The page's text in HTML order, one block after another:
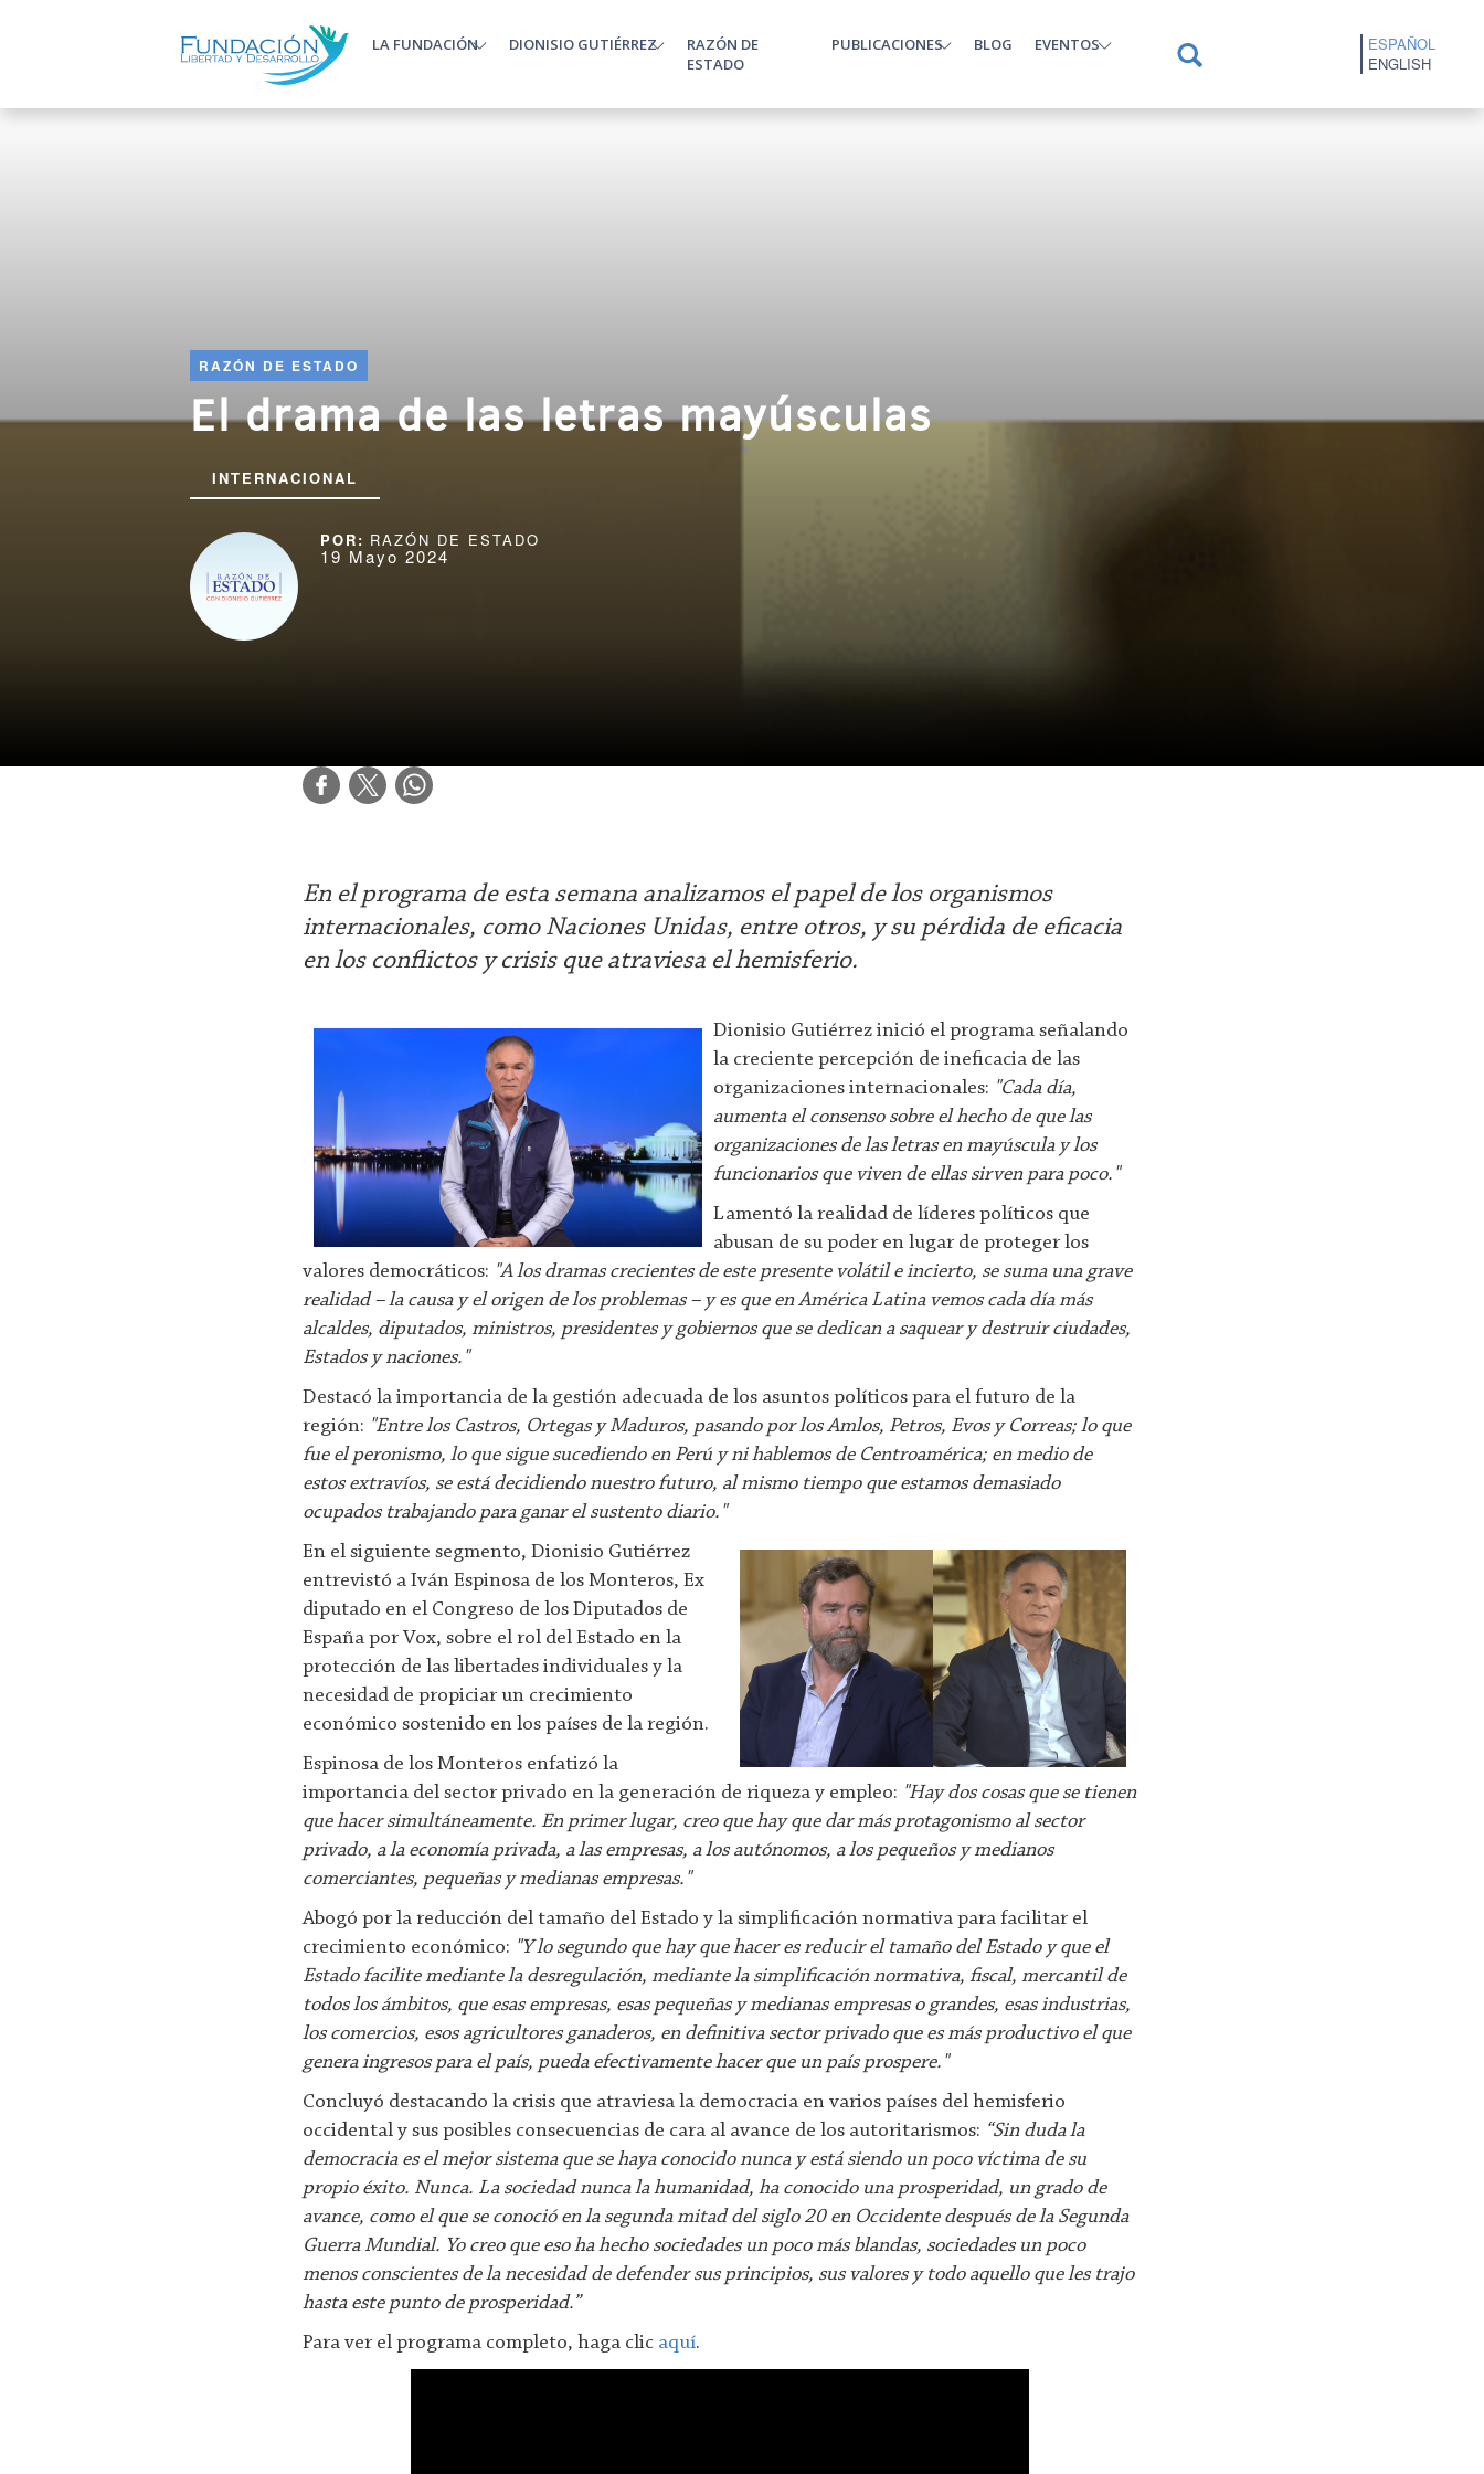
LA FUNDACIÓN DIONISIO GUTIÉRREZ
RAZÓN DE
ESTADO
PUBLICACIONES BLOG EVENTOS
ESPAÑOL
ENGLISH
RAZÓN DE ESTADO
El drama de las letras mayúsculas
INTERNACIONAL
RAZÓN DE ESTADO
19 Mayo 2024
En el programa de esta semana analizamos el papel de los organismos
internacionales, como Naciones Unidas, entre otros, y su pérdida de eficacia
en los conflictos y crisis que atraviesa el hemisferio.
Dionisio Gutiérrez inició el programa señalando
la creciente percepción de ineficacia de las
organizaciones internacionales: "Cada día,
aumenta el consenso sobre el hecho de que las
organizaciones de las letras en mayúscula y los
funcionarios que viven de ellas sirven para poco."
Lamentó la realidad de líderes políticos que
abusan de su poder en lugar de proteger los
valores democráticos: "A los dramas crecientes de este presente volátil e incierto, se suma una grave
realidad – la causa y el origen de los problemas – y es que en América Latina vemos cada día más
alcaldes, diputados, ministros, presidentes y gobiernos que se dedican a saquear y destruir ciudades,
Estados y naciones."
Destacó la importancia de la gestión adecuada de los asuntos políticos para el futuro de la
región: "Entre los Castros, Ortegas y Maduros, pasando por los Amlos, Petros, Evos y Correas; lo que
fue el peronismo, lo que sigue sucediendo en Perú y ni hablemos de Centroamérica; en medio de
estos extravíos, se está decidiendo nuestro futuro, al mismo tiempo que estamos demasiado
ocupados trabajando para ganar el sustento diario."
En el siguiente segmento, Dionisio Gutiérrez
entrevistó a Iván Espinosa de los Monteros, Ex
diputado en el Congreso de los Diputados de
España por Vox, sobre el rol del Estado en la
protección de las libertades individuales y la
necesidad de propiciar un crecimiento
económico sostenido en los países de la región.
Espinosa de los Monteros enfatizó la
importancia del sector privado en la generación de riqueza y empleo: "Hay dos cosas que se tienen
que hacer simultáneamente. En primer lugar, creo que hay que dar más protagonismo al sector
privado, a la economía privada, a las empresas, a los autónomos, a los pequeños y medianos
comerciantes, pequeñas y medianas empresas."
Abogó por la reducción del tamaño del Estado y la simplificación normativa para facilitar el
crecimiento económico: "Y lo segundo que hay que hacer es reducir el tamaño del Estado y que el
Estado facilite mediante la desregulación, mediante la simplificación normativa, fiscal, mercantil de
todos los ámbitos, que esas empresas, esas pequeñas y medianas empresas o grandes, esas industrias,
los comercios, esos agricultores ganaderos, en definitiva sector privado que es más productivo el que
genera ingresos para el país, pueda efectivamente hacer que un país prospere."
Concluyó destacando la crisis que atraviesa la democracia en varios países del hemisferio
occidental y sus posibles consecuencias de cara al avance de los autoritarismos: “Sin duda la
democracia es el mejor sistema que se haya conocido nunca y está siendo un poco víctima de su
propio éxito. Nunca. La sociedad nunca la humanidad, ha conocido una prosperidad, un grado de
avance, como el que se conoció en la segunda mitad del siglo 20 en Occidente después de la Segunda
Guerra Mundial. Yo creo que eso ha hecho sociedades un poco más blandas, sociedades un poco
menos conscientes de la necesidad de defender sus principios, sus valores y todo aquello que les trajo
hasta este punto de prosperidad.”
Para ver el programa completo, haga clic aquí.